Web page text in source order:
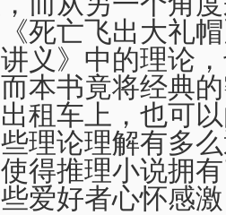
死亡飞出大礼
讲义》中的理论
本书竟将经典
租车上，也可
理论理解有多
得推理小说拥
爱好者心怀感